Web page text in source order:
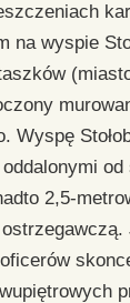
na wyspie
Wyspę
oddalonymi od
2,5-